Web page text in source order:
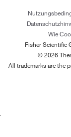
Wie
Fisher Scientific
© 2026
All trademarks are the